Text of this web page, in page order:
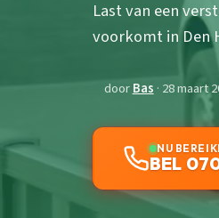
Last van een
voorkomt in Den
doorBas · 28 maart
NU
BEL